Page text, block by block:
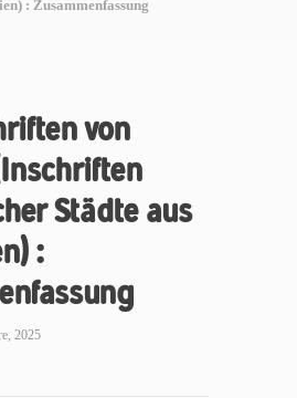
: Zusammenfassung
von
Städte aus
:
2025